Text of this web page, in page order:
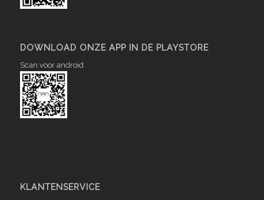
DOWNLOAD ONZE APP IN DE PLAYSTORE
Scan voor android
KLANTENSERVICE